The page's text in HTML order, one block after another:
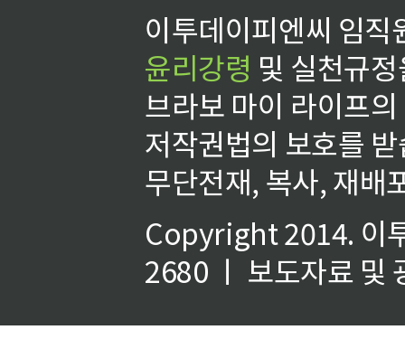
이투데이피엔씨 임
윤리강령 및 실천규
브라보 마이 라이프
저작권법의 보호를
무단전재, 복사, 재배
Copyright 2014. 이
2680 ㅣ 보도자료